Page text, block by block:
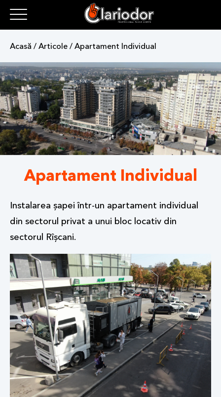
Acasă / Articole / Apartament Individual
Apartament Individual
Instalarea șapei într-un apartament individual
din sectorul privat a unui bloc locativ din
sectorul Rîșcani.